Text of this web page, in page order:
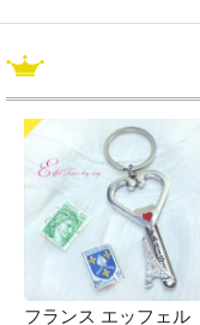
フランス エッフェル